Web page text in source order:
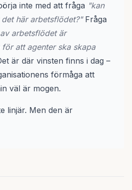
inte med att fråga "kan
här arbetsflödet?"Fråga
arbetsflödet är
att agenter ska skapa
är där vinsten finns i dag –
förmåga att
väl är mogen.
linjär. Men den är